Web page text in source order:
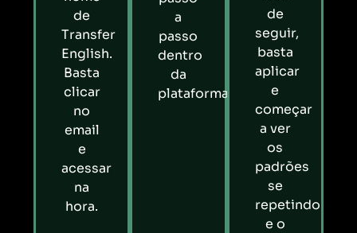
de
Transfer
English.
Basta
clicar
no
email
e
acessar
na
hora.
a
passo
dentro
da
plataforma
de
seguir,
basta
aplicar
e
começar
a ver
os
padrões
se
repetindo
e o